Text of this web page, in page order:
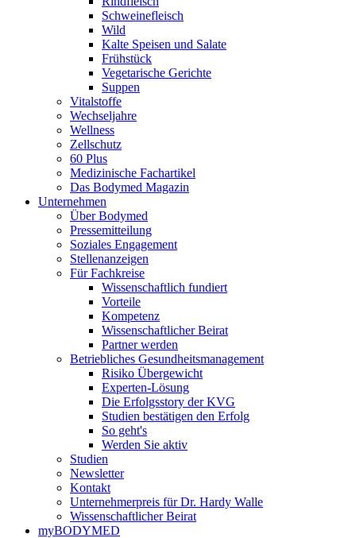
Schweinefleisch
Wild
Kalte Speisen und Salate
Frühstück
Vegetarische Gerichte
Suppen
Vitalstoffe
Wechseljahre
Wellness
Zellschutz
60 Plus
Medizinische Fachartikel
Das Bodymed Magazin
Unternehmen
Über Bodymed
Pressemitteilung
Soziales Engagement
Stellenanzeigen
Für Fachkreise
Wissenschaftlich fundiert
Vorteile
Kompetenz
Wissenschaftlicher Beirat
Partner werden
Betriebliches Gesundheitsmanagement
Risiko Übergewicht
Experten-Lösung
Die Erfolgsstory der KVG
Studien bestätigen den Erfolg
So geht's
Werden Sie aktiv
Studien
Newsletter
Kontakt
Unternehmerpreis für Dr. Hardy Walle
Wissenschaftlicher Beirat
myBODYMED